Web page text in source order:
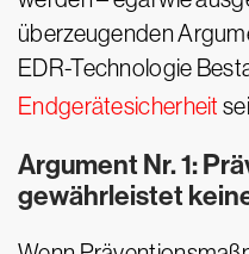
überzeugenden
EDR-Technologie
Endgerätesicherheit
Argument Nr. 1:
gewährleistet